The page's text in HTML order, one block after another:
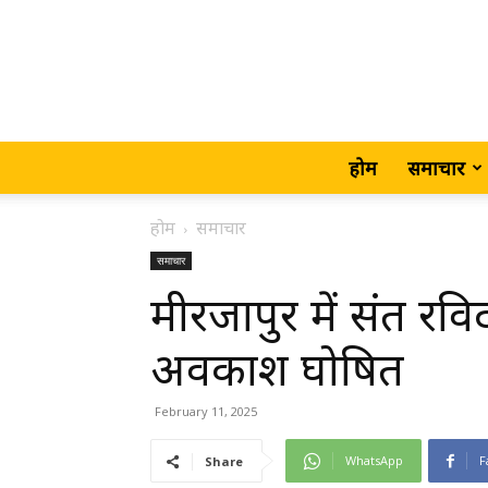
होम समाचार
होम समाचार
समाचार
मीरजापुर में संत
अवकाश घोषित
February 11, 2025
Share WhatsApp